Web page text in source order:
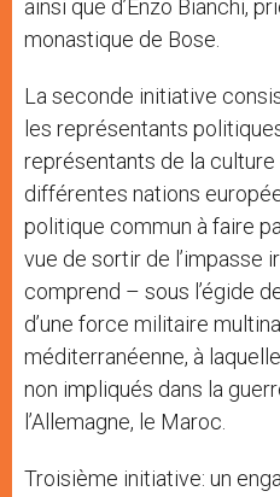
ainsi que d’Enzo Bianchi,
monastique de Bose.
La seconde initiative
les représentants
représentants de la
différentes nations
politique commun à faire
vue de sortir de l’impasse
comprend – sous l’égide
d’une force militaire
méditerranéenne, à
non impliqués dans la
l’Allemagne, le Maroc.
Troisième initiative: un